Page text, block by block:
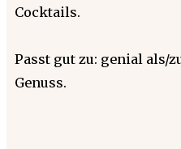
Cocktails.
Passt gut zu: genial als/
Genuss.